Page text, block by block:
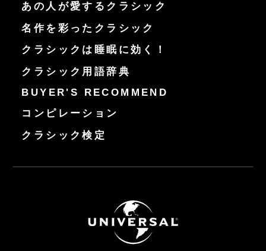
あの人が愛するクラシック
名作を彩ったクラシック
クラシックは睡眠に効く！
クラシック用語辞典
BUYER'S RECOMMEND
コンピレーション
クラシック検定